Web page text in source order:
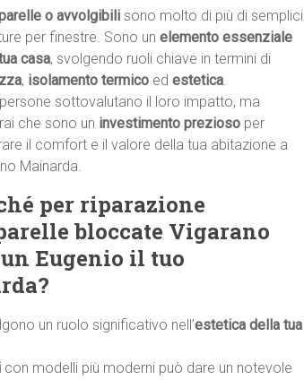
o avvolgibili sono molto di più di semplici
per finestre. Sono un elemento essenziale
casa, svolgendo ruoli chiave in termini di
, isolamento termico ed estetica.
sottovalutano il loro impatto, ma
che sono un investimento prezioso per
il comfort e il valore della tua abitazione a
Mainarda.
per riparazione
bloccate Vigarano
Eugenio il tuo
un ruolo significativo nell’estetica della tua
con modelli più moderni può dare un notevole